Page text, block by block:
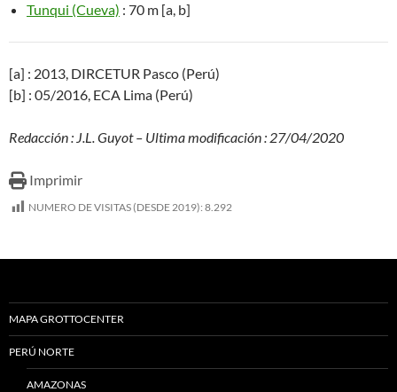
Tunqui (Cueva) : 70 m [a, b]
[a] : 2013, DIRCETUR Pasco (Perú)
[b] : 05/2016, ECA Lima (Perú)
Redacción : J.L. Guyot – Ultima modificación : 27/04/2020
Imprimir
NUMERO DE VISITAS (DESDE 2019): 8.292
MAPA GROTTOCENTER
PERÚ NORTE
AMAZONAS